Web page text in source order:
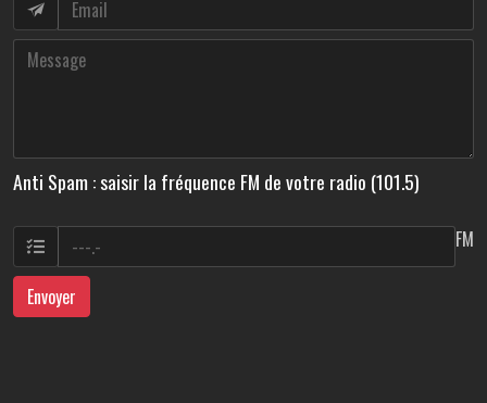
Anti Spam : saisir la fréquence FM de votre radio (101.5)
FM
Envoyer